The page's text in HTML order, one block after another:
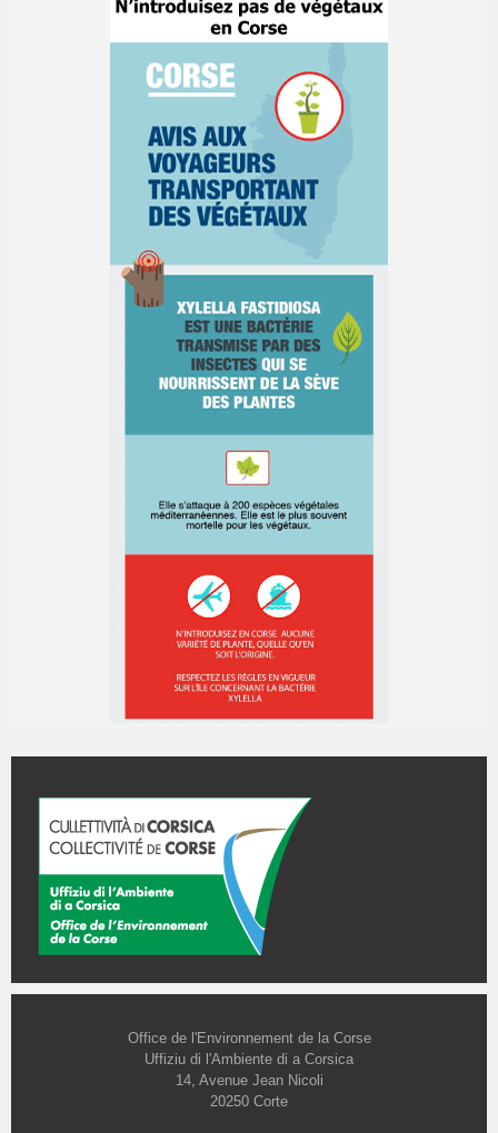
Office de l'Environnement de la Corse
Uffiziu di l'Ambiente di a Corsica
14, Avenue Jean Nicoli
20250 Corte